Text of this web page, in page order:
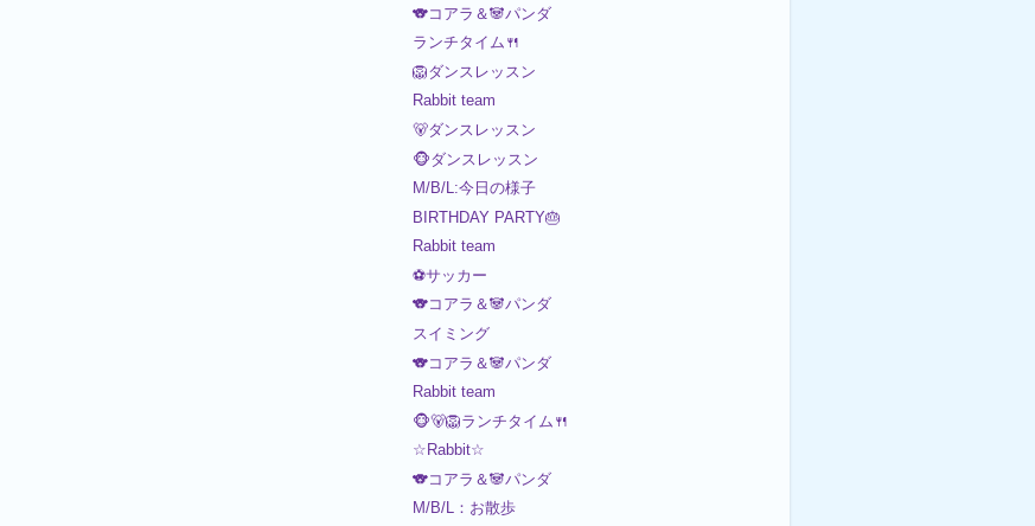
🐨コアラ＆🐼パンダ
ランチタイム🍴
🦁ダンスレッスン
Rabbit team
🐻ダンスレッスン
🐵ダンスレッスン
M/B/L:今日の様子
BIRTHDAY PARTY🎂
Rabbit team
⚽️サッカー
🐨コアラ＆🐼パンダ
スイミング
🐨コアラ＆🐼パンダ
Rabbit team
🐵🐻🦁ランチタイム🍴
☆Rabbit☆
🐨コアラ＆🐼パンダ
M/B/L：お散歩